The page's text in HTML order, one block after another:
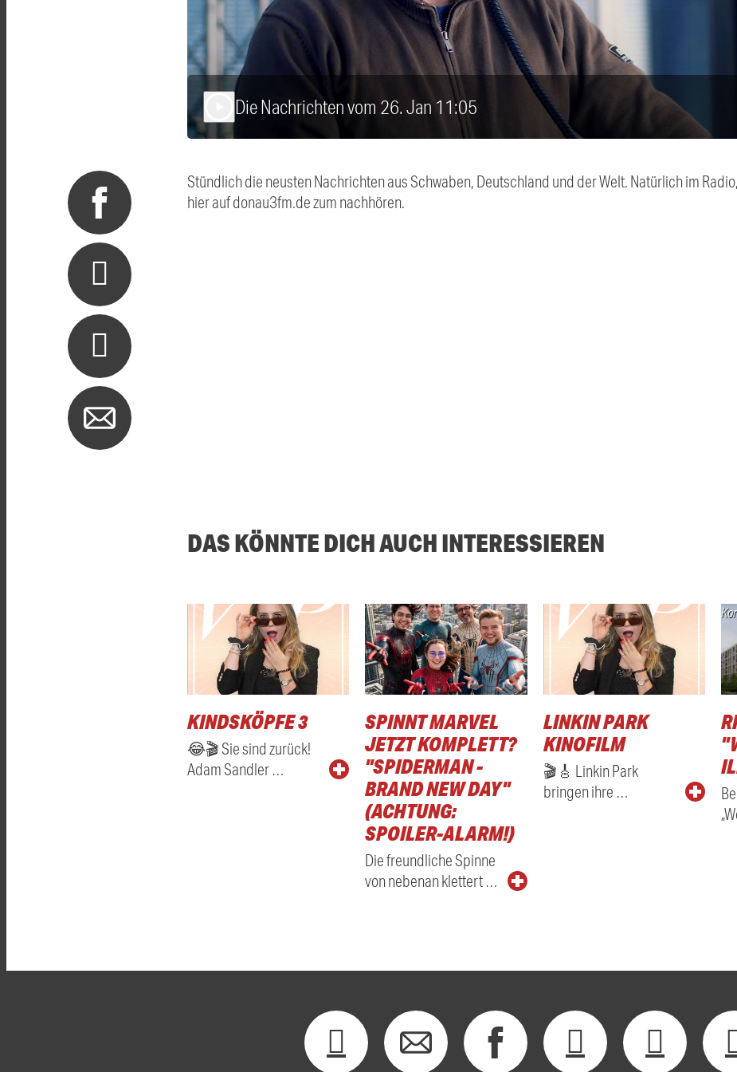
Die Nachrichten vom 26. Jan 11:05
Stündlich die neusten Nachrichten aus Schwaben, Deutschland und der Welt. Natürlich im
hier auf donau3fm.de zum nachhören.
DAS KÖNNTE DICH AUCH INTERESSIEREN
KINDSKÖPFE 3
😂🎬 Sie sind zurück!
Adam Sandler …
SPINNT MARVEL
JETZT KOMPLETT?
"SPIDERMAN -
BRAND NEW DAY"
(ACHTUNG:
SPOILER-ALARM!)
Die freundliche Spinne
von nebenan klettert …
LINKIN PARK
KINOFILM
🎬🎸 Linkin Park
bringen ihre …